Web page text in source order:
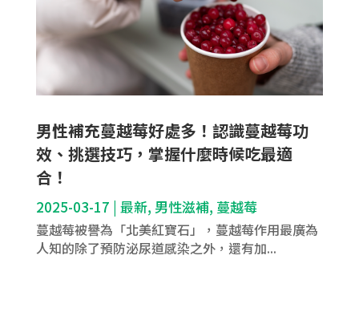
男性補充蔓越莓好處多！認識蔓越莓功
效、挑選技巧，掌握什麼時候吃最適
合！
2025-03-17 | 最新, 男性滋補, 蔓越莓
蔓越莓被譽為「北美紅寶石」，蔓越莓作用最廣為
人知的除了預防泌尿道感染之外，還有加...